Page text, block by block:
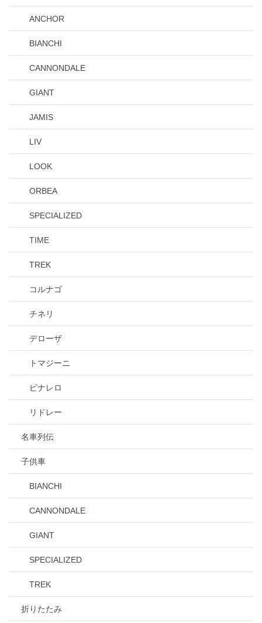
ANCHOR
BIANCHI
CANNONDALE
GIANT
JAMIS
LIV
LOOK
ORBEA
SPECIALIZED
TIME
TREK
コルナゴ
チネリ
デローザ
トマジーニ
ピナレロ
リドレー
名車列伝
子供車
BIANCHI
CANNONDALE
GIANT
SPECIALIZED
TREK
折りたたみ